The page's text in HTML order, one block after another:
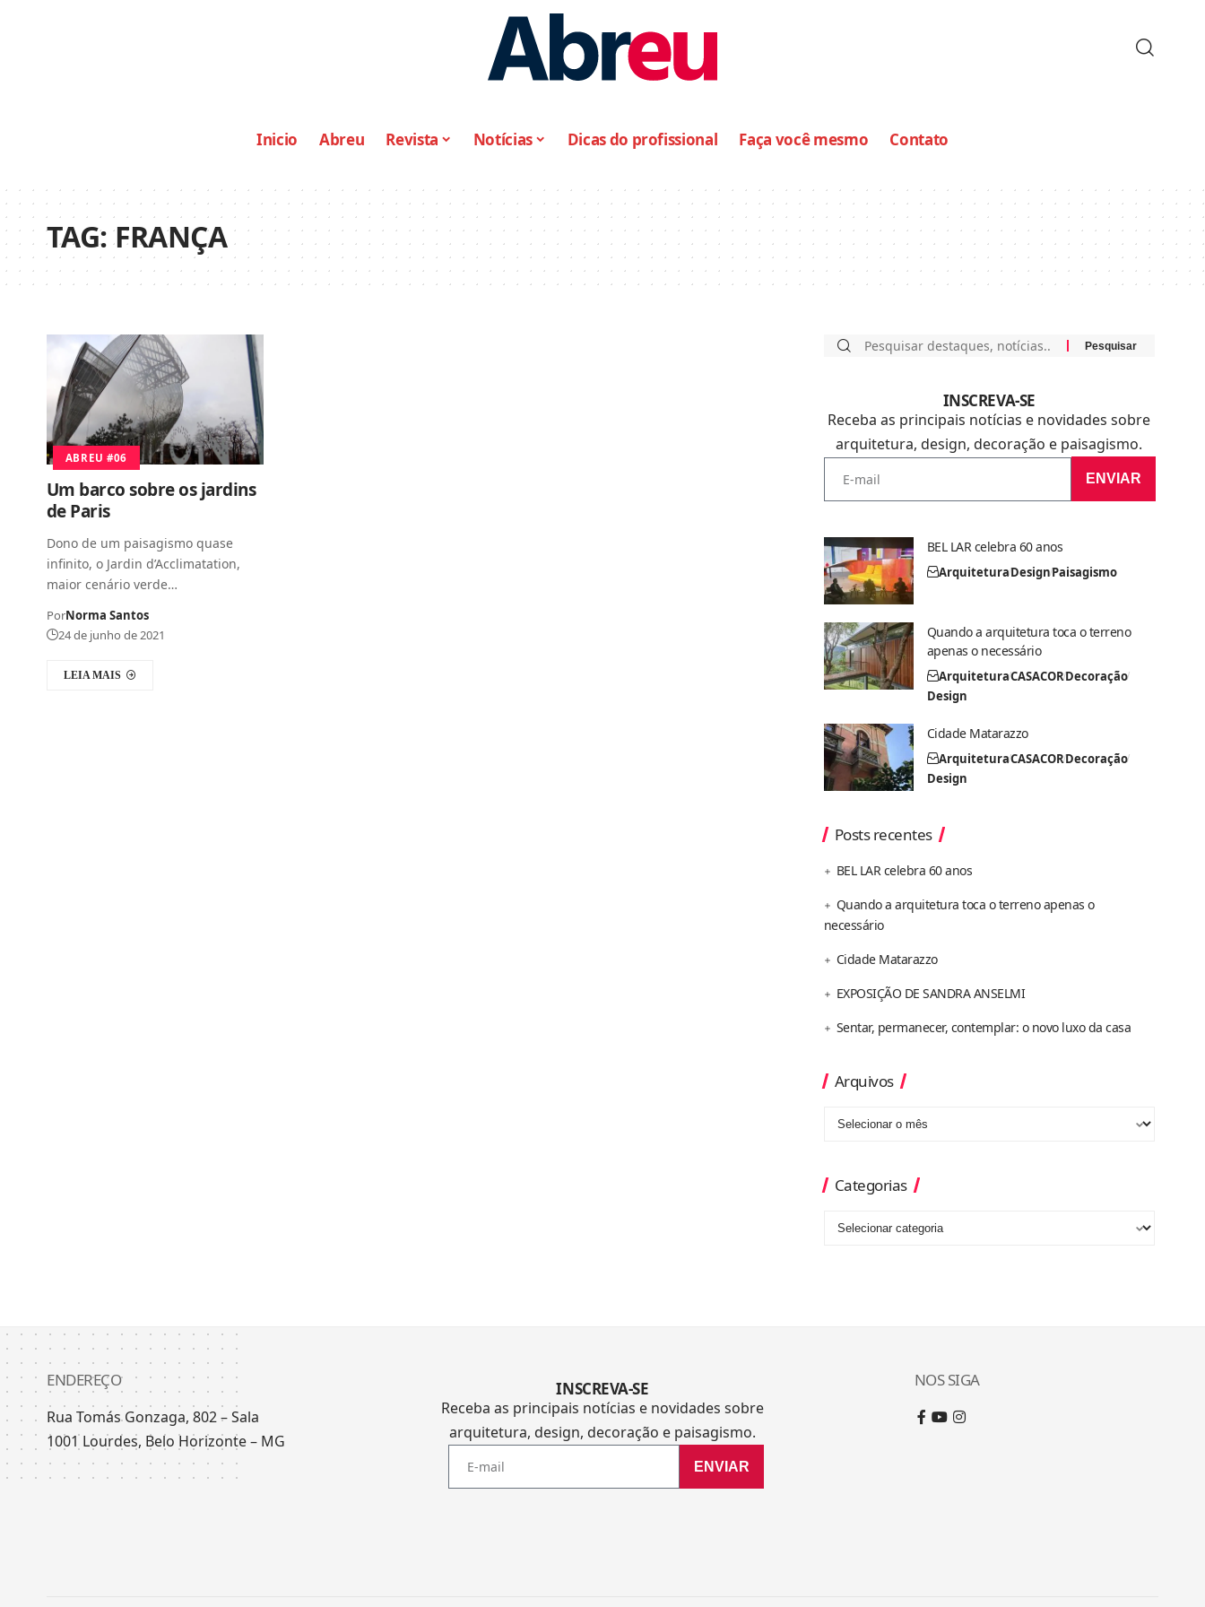
Inicio Abreu Revista Notícias Dicas do profissional Faça você mesmo Contato
TAG:FRANÇA
ABREU #06
Um barco sobre os jardins
de Paris
Dono de um paisagismo quase
infinito, o Jardin d’Acclimatation,
maior cenário verde…
PorNorma Santos
24 de junho de 2021
LEIA MAIS
INSCREVA-SE
Receba as principais notícias e novidades sobre
arquitetura, design, decoração e paisagismo.
ENVIAR
BEL LAR celebra 60 anos
ArquiteturaDesignPaisagismo
Quando a arquitetura toca o terreno
apenas o necessário
ArquiteturaCASACORDecoração
Design
Cidade Matarazzo
ArquiteturaCASACORDecoração
Design
Posts recentes
BEL LAR celebra 60 anos
Quando a arquitetura toca o terreno apenas o
necessário
Cidade Matarazzo
EXPOSIÇÃO DE SANDRA ANSELMI
Sentar, permanecer, contemplar: o novo luxo da casa
Arquivos
Categorias
ENDEREÇO
Rua Tomás Gonzaga, 802 – Sala
1001 Lourdes, Belo Horizonte – MG
INSCREVA-SE
Receba as principais notícias e novidades sobre
arquitetura, design, decoração e paisagismo.
ENVIAR
NOS SIGA